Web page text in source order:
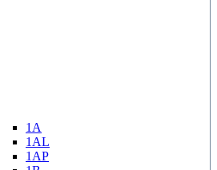
1A
1AL
1AP